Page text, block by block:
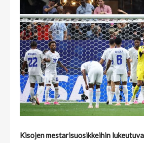
Kisojen mestarisuosikkeihin